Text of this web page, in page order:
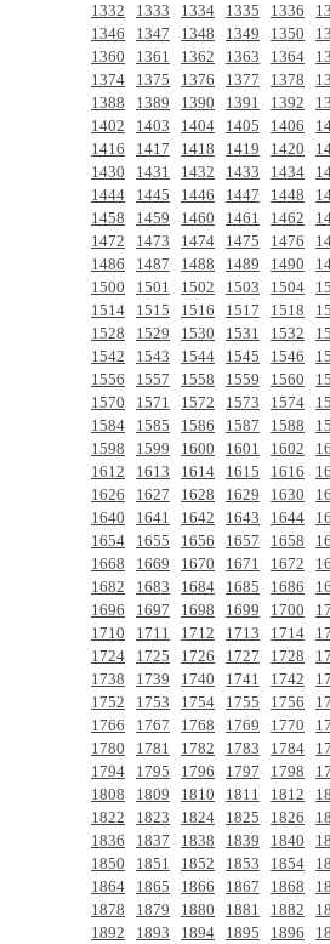
1332
1333 1334 1335 1336
1346
1347 1348 1349 1350
1360
1361 1362 1363 1364
1374
1375 1376 1377 1378
1388
1389 1390 1391 1392
1402
1403 1404 1405 1406
1416
1417 1418 1419 1420
1430
1431 1432 1433 1434
1444
1445 1446 1447 1448
1458
1459 1460 1461 1462
1472
1473 1474 1475 1476
1486
1487 1488 1489 1490
1500
1501 1502 1503 1504
1514
1515 1516 1517 1518
1528
1529 1530 1531 1532
1542
1543 1544 1545 1546
1556
1557 1558 1559 1560
1570
1571 1572 1573 1574
1584
1585 1586 1587 1588
1598
1599 1600 1601 1602
1612
1613 1614 1615 1616
1626
1627 1628 1629 1630
1640
1641 1642 1643 1644
1654
1655 1656 1657 1658
1668
1669 1670 1671 1672
1682
1683 1684 1685 1686
1696
1697 1698 1699 1700
1710
1711 1712 1713 1714
1724
1725 1726 1727 1728
1738
1739 1740 1741 1742
1752
1753 1754 1755 1756
1766
1767 1768 1769 1770
1780
1781 1782 1783 1784
1794
1795 1796 1797 1798
1808
1809 1810 1811 1812
1822
1823 1824 1825 1826
1836
1837 1838 1839 1840
1850
1851 1852 1853 1854
1864
1865 1866 1867 1868
1878
1879 1880 1881 1882
1892
1893 1894 1895 1896